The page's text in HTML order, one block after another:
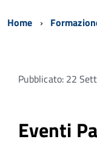
Home
Pubblicato: 22
Eventi